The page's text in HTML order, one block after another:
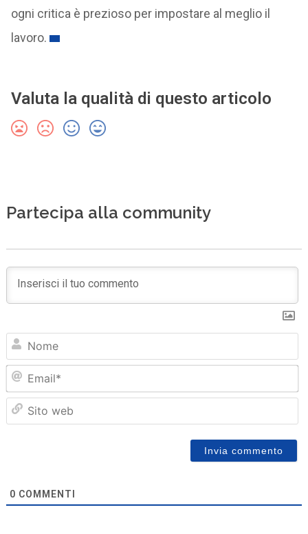
ogni critica è prezioso per impostare al meglio il
lavoro.
Valuta la qualità di questo articolo
Partecipa alla community
0 COMMENTI